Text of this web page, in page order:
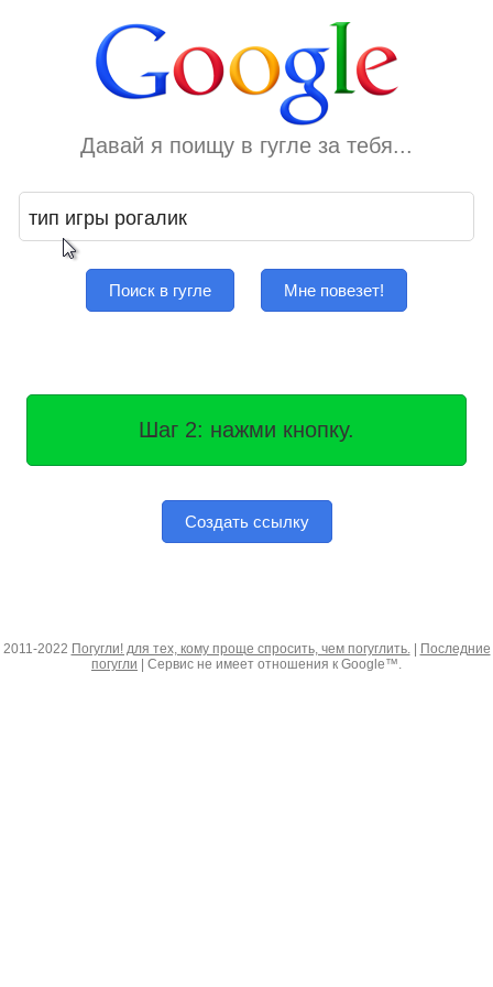
Давай я поищу в гугле за тебя...
Поиск в гугле Мне повезет!
Шаг 2: нажми кнопку.
Создать ссылку
2011-2022 Погугли! для тех, кому проще спросить, чем погуглить.|
Последние
погугли | Сервис не имеет отношения к Google™.